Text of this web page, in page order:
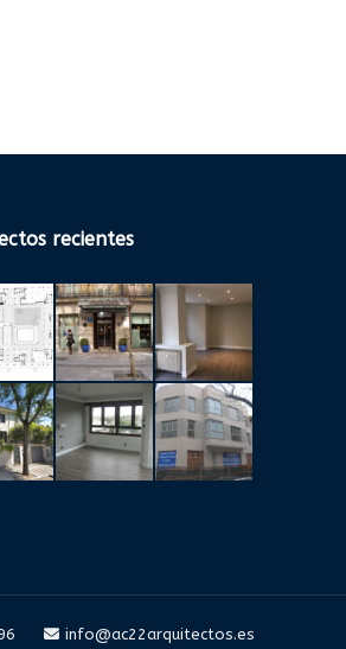
recientes
info@ac22arquitectos.es